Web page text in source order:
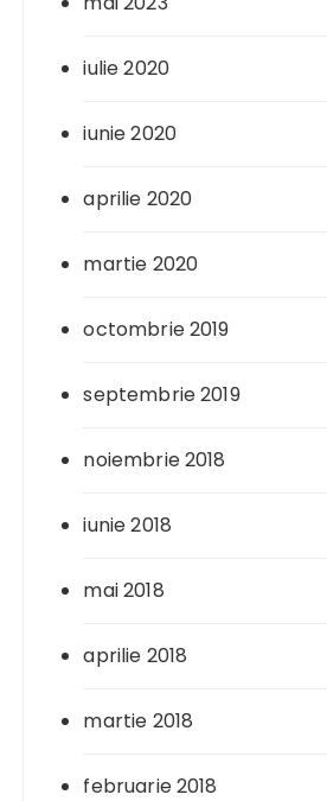
iulie 2020
iunie 2020
aprilie 2020
martie 2020
octombrie 2019
septembrie 2019
noiembrie 2018
iunie 2018
mai 2018
aprilie 2018
martie 2018
februarie 2018